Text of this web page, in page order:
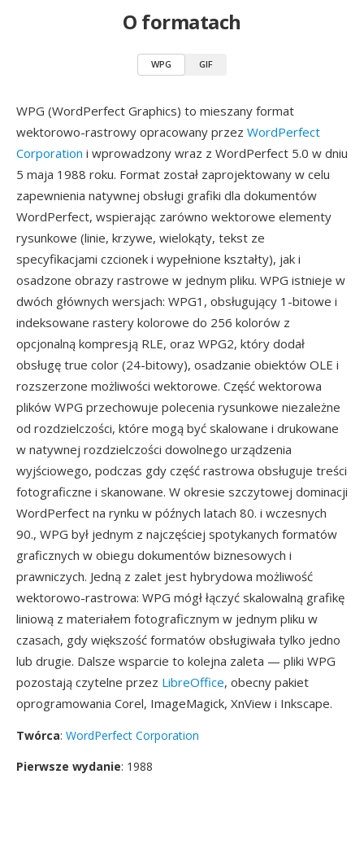
O formatach
WPG GIF
WPG (WordPerfect Graphics) to mieszany format
wektorowo-rastrowy opracowany przez WordPerfect
Corporation i wprowadzony wraz z WordPerfect 5.0 w dniu
5 maja 1988 roku. Format został zaprojektowany w celu
zapewnienia natywnej obsługi grafiki dla dokumentów
WordPerfect, wspierając zarówno wektorowe elementy
rysunkowe (linie, krzywe, wielokąty, tekst ze
specyfikacjami czcionek i wypełnione kształty), jak i
osadzone obrazy rastrowe w jednym pliku. WPG istnieje w
dwóch głównych wersjach: WPG1, obsługujący 1-bitowe i
indeksowane rastery kolorowe do 256 kolorów z
opcjonalną kompresją RLE, oraz WPG2, który dodał
obsługę true color (24-bitowy), osadzanie obiektów OLE i
rozszerzone możliwości wektorowe. Część wektorowa
plików WPG przechowuje polecenia rysunkowe niezależne
od rozdzielczości, które mogą być skalowane i drukowane
w natywnej rozdzielczości dowolnego urządzenia
wyjściowego, podczas gdy część rastrowa obsługuje treści
fotograficzne i skanowane. W okresie szczytowej dominacji
WordPerfect na rynku w późnych latach 80. i wczesnych
90., WPG był jednym z najczęściej spotykanych formatów
graficznych w obiegu dokumentów biznesowych i
prawniczych. Jedną z zalet jest hybrydowa możliwość
wektorowo-rastrowa: WPG mógł łączyć skalowalną grafikę
liniową z materiałem fotograficznym w jednym pliku w
czasach, gdy większość formatów obsługiwała tylko jedno
lub drugie. Dalsze wsparcie to kolejna zaleta — pliki WPG
pozostają czytelne przez LibreOffice, obecny pakiet
oprogramowania Corel, ImageMagick, XnView i Inkscape.
Twórca: WordPerfect Corporation
Pierwsze wydanie: 1988